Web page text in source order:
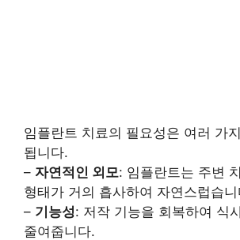
임플란트 치료의 필요성은 여러 가
됩니다.
– 자연적인 외모: 임플란트는 주변
형태가 거의 흡사하여 자연스럽습니
– 기능성: 저작 기능을 회복하여 식
줄여줍니다.